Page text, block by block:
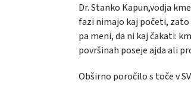
Dr. Stanko Kapun,vodja
fazi nimajo kaj početi,
pa meni, da ni kaj čakati:
površinah poseje ajda ali
Obširno poročilo s toče v